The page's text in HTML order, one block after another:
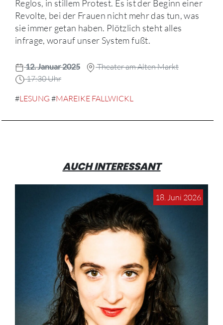
Reglos, in stillem Protest. Es ist der Beginn einer
Revolte, bei der Frauen nicht mehr das tun, was
sie immer getan haben. Plötzlich steht alles
infrage, worauf unser System fußt.
12. Januar 2025
Theater am Alten Markt
17:30 Uhr
#LESUNG #MAREIKE FALLWICKL
AUCH INTERESSANT
18. Juni 2026